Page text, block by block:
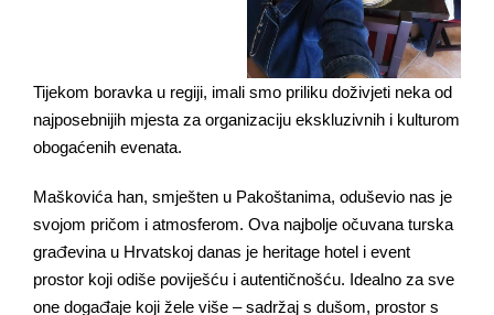
Tijekom boravka u regiji, imali smo priliku doživjeti neka od
najposebnijih mjesta za organizaciju ekskluzivnih i kulturom
obogaćenih evenata.
Maškovića han, smješten u Pakoštanima, oduševio nas je
svojom pričom i atmosferom. Ova najbolje očuvana turska
građevina u Hrvatskoj danas je heritage hotel i event
prostor koji odiše poviješću i autentičnošću. Idealno za sve
one događaje koji žele više – sadržaj s dušom, prostor s